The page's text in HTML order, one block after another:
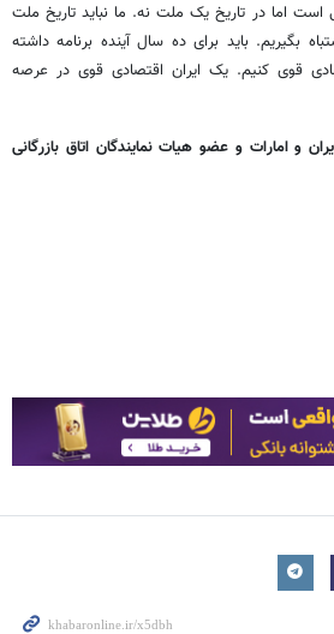
است اما در تاریخ یک ملت نه. ما نباید تاریخ ملت
بگیریم. باید برای ده سال آینده برنامه داشته
قوی کنیم. یک ایران اقتصادی قوی در عرصه
و امارات و عضو هیات نمایندگان اتاق بازرگانی